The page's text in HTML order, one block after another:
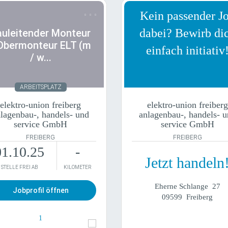
Monteur
ELT (m
/ w...
ARBEITSPLATZ
elektro-union freiberg
, handels- und
service GmbH
FREIBERG
STELLE FREI AB
-
KILOMETER
Jobprofil öffnen
1
Fest
Flexibel/Gleitzeit
Arbeitszeitkonto
Befristet
Berufserfahren
Manager
Homeoffice
Gehalt/Bonus
1
Kein passender
dabei? Bewirb
einfach initiativ!
elektro-union freiberg
anlagenbau-, handels-
service GmbH
FREIBERG
Jetzt handeln!
Eherne Schlange 27
09599 Freiberg